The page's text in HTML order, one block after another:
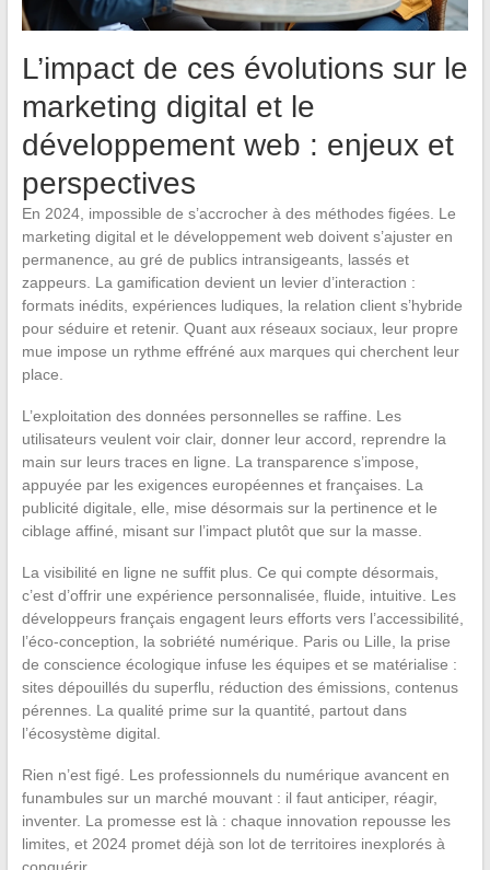
L’impact de ces évolutions sur le
marketing digital et le
développement web : enjeux et
perspectives
En 2024, impossible de s’accrocher à des méthodes figées. Le
marketing digital et le développement web doivent s’ajuster en
permanence, au gré de publics intransigeants, lassés et
zappeurs. La gamification devient un levier d’interaction :
formats inédits, expériences ludiques, la relation client s’hybride
pour séduire et retenir. Quant aux réseaux sociaux, leur propre
mue impose un rythme effréné aux marques qui cherchent leur
place.
L’exploitation des données personnelles se raffine. Les
utilisateurs veulent voir clair, donner leur accord, reprendre la
main sur leurs traces en ligne. La transparence s’impose,
appuyée par les exigences européennes et françaises. La
publicité digitale, elle, mise désormais sur la pertinence et le
ciblage affiné, misant sur l’impact plutôt que sur la masse.
La visibilité en ligne ne suffit plus. Ce qui compte désormais,
c’est d’offrir une expérience personnalisée, fluide, intuitive. Les
développeurs français engagent leurs efforts vers l’accessibilité,
l’éco-conception, la sobriété numérique. Paris ou Lille, la prise
de conscience écologique infuse les équipes et se matérialise :
sites dépouillés du superflu, réduction des émissions, contenus
pérennes. La qualité prime sur la quantité, partout dans
l’écosystème digital.
Rien n’est figé. Les professionnels du numérique avancent en
funambules sur un marché mouvant : il faut anticiper, réagir,
inventer. La promesse est là : chaque innovation repousse les
limites, et 2024 promet déjà son lot de territoires inexplorés à